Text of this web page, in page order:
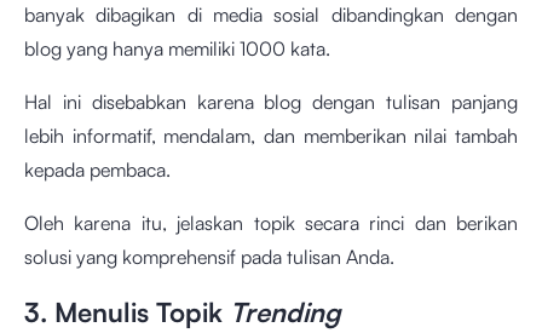
banyak dibagikan di media sosial dibandingkan dengan
blog yang hanya memiliki 1000 kata.
Hal ini disebabkan karena blog dengan tulisan panjang
lebih informatif, mendalam, dan memberikan nilai tambah
kepada pembaca.
Oleh karena itu, jelaskan topik secara rinci dan berikan
solusi yang komprehensif pada tulisan Anda.
3. Menulis Topik Trending